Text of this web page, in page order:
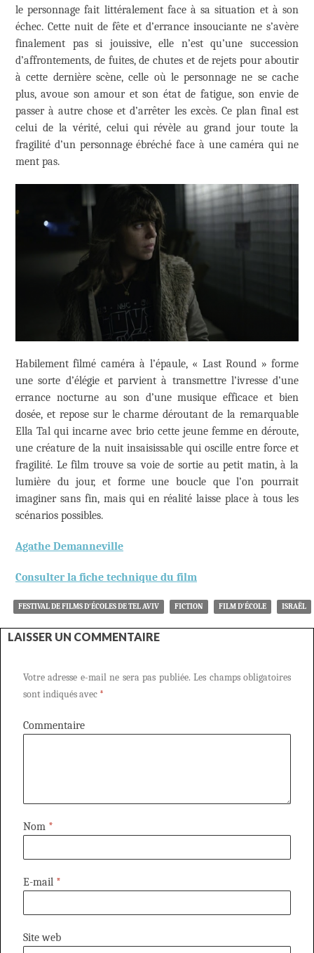
le personnage fait littéralement face à sa situation et à son
échec. Cette nuit de fête et d’errance insouciante ne s’avère
finalement pas si jouissive, elle n’est qu’une succession
d’affrontements, de fuites, de chutes et de rejets pour aboutir
à cette dernière scène, celle où le personnage ne se cache
plus, avoue son amour et son état de fatigue, son envie de
passer à autre chose et d’arrêter les excès. Ce plan final est
celui de la vérité, celui qui révèle au grand jour toute la
fragilité d’un personnage ébréché face à une caméra qui ne
ment pas.
Habilement filmé caméra à l’épaule, « Last Round » forme
une sorte d’élégie et parvient à transmettre l’ivresse d’une
errance nocturne au son d’une musique efficace et bien
dosée, et repose sur le charme déroutant de la remarquable
Ella Tal qui incarne avec brio cette jeune femme en déroute,
une créature de la nuit insaisissable qui oscille entre force et
fragilité. Le film trouve sa voie de sortie au petit matin, à la
lumière du jour, et forme une boucle que l’on pourrait
imaginer sans fin, mais qui en réalité laisse place à tous les
scénarios possibles.
Agathe Demanneville
Consulter la fiche technique du film
FESTIVAL DE FILMS D'ÉCOLES DE TEL AVIV FICTION FILM D'ÉCOLE ISRAËL
LAISSER UN COMMENTAIRE
Votre adresse e-mail ne sera pas publiée. Les champs obligatoires
sont indiqués avec *
Commentaire
Nom *
E-mail *
Site web